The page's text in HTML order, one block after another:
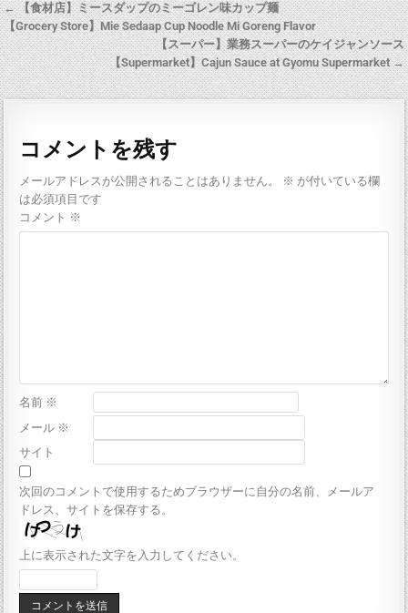
← 【食材店】ミースダップのミーゴレン味カップ麺
【Grocery Store】Mie Sedaap Cup Noodle Mi Goreng Flavor
【スーパー】業務スーパーのケイジャンソース
【Supermarket】Cajun Sauce at Gyomu Supermarket →
コメントを残す
メールアドレスが公開されることはありません。 ※ が付いている欄
は必須項目です
コメント ※
名前 ※
メール ※
サイト
次回のコメントで使用するためブラウザーに自分の名前、メールア
ドレス、サイトを保存する。
上に表示された文字を入力してください。